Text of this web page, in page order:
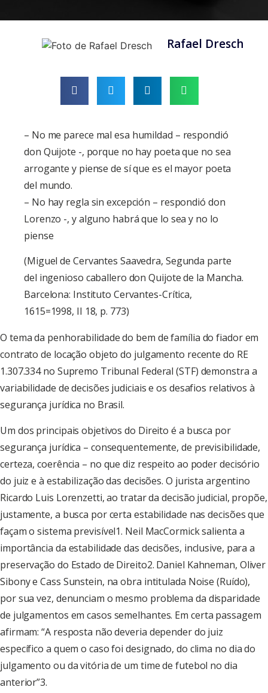
Rafael Dresch
– No me parece mal esa humildad – respondió
don Quijote -, porque no hay poeta que no sea
arrogante y piense de sí que es el mayor poeta
del mundo.
– No hay regla sin excepción – respondió don
Lorenzo -, y alguno habrá que lo sea y no lo
piense
(Miguel de Cervantes Saavedra, Segunda parte
del ingenioso caballero don Quijote de la Mancha.
Barcelona: Instituto Cervantes-Crítica,
1615=1998, II 18, p. 773)
O tema da penhorabilidade do bem de família do fiador em
contrato de locação objeto do julgamento recente do RE
1.307.334 no Supremo Tribunal Federal (STF) demonstra a
variabilidade de decisões judiciais e os desafios relativos à
segurança jurídica no Brasil.
Um dos principais objetivos do Direito é a busca por
segurança jurídica – consequentemente, de previsibilidade,
certeza, coerência – no que diz respeito ao poder decisório
do juiz e à estabilização das decisões. O jurista argentino
Ricardo Luis Lorenzetti, ao tratar da decisão judicial, propõe,
justamente, a busca por certa estabilidade nas decisões que
façam o sistema previsível1. Neil MacCormick salienta a
importância da estabilidade das decisões, inclusive, para a
preservação do Estado de Direito2. Daniel Kahneman, Oliver
Sibony e Cass Sunstein, na obra intitulada Noise (Ruído),
por sua vez, denunciam o mesmo problema da disparidade
de julgamentos em casos semelhantes. Em certa passagem
afirmam: “A resposta não deveria depender do juiz
específico a quem o caso foi designado, do clima no dia do
julgamento ou da vitória de um time de futebol no dia
anterior”3.